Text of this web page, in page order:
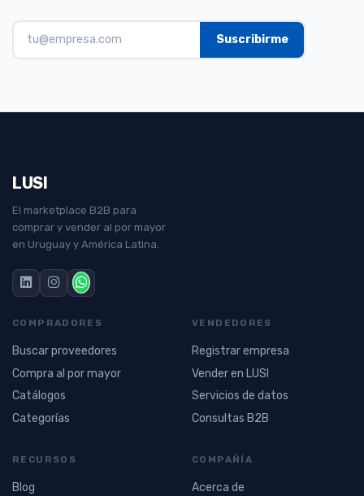
LUSI
El marketplace B2B para
comprar y vender al por mayor
en Uruguay y América Latina.
COMPRADORES
Buscar proveedores
Compra al por mayor
Catálogos
Categorías
VENDEDORES
Registrar empresa
Vender en LUSI
Servicios de datos
Consultas B2B
RECURSOS
Blog
COMPAÑÍA
Acerca de